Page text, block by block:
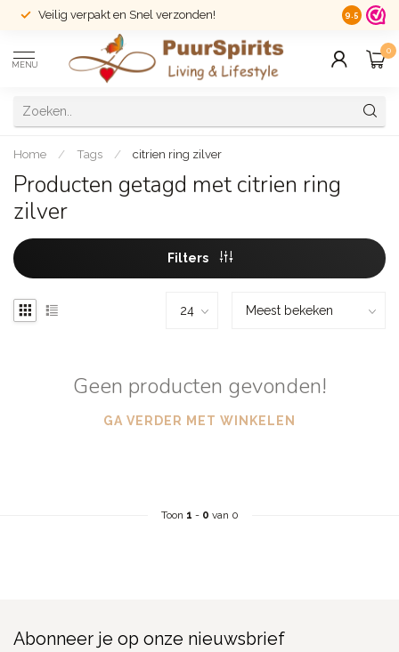
Veilig verpakt en Snel verzonden! 14 dagen
9.5
MENU
0
Home / Tags / citrien ring zilver
Producten getagd met citrien ring
zilver
Filters
Geen producten gevonden!
GA VERDER MET WINKELEN
Toon 1 - 0 van 0
Abonneer je op onze nieuwsbrief